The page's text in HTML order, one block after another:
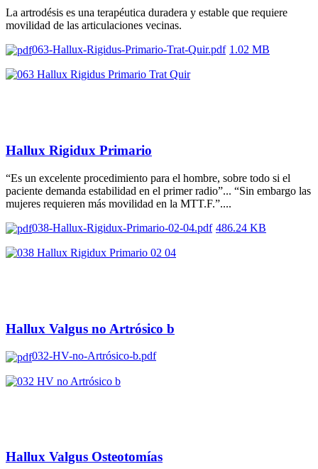
La artrodésis es una terapéutica duradera y estable que requiere
movilidad de las articulaciones vecinas.
063-Hallux-Rigidus-Primario-Trat-Quir.pdf 1.02 MB
Hallux Rigidux Primario
“Es un excelente procedimiento para el hombre, sobre todo si el
paciente demanda estabilidad en el primer radio”... “Sin embargo las
mujeres requieren más movilidad en la MTT.F.”....
038-Hallux-Rigidux-Primario-02-04.pdf 486.24 KB
Hallux Valgus no Artrósico b
032-HV-no-Artrósico-b.pdf
Hallux Valgus Osteotomías